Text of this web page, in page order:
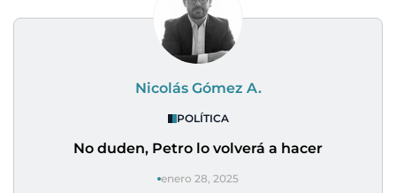
Nicolás Gómez A.
POLÍTICA
No duden, Petro lo volverá a hacer
enero 28, 2025